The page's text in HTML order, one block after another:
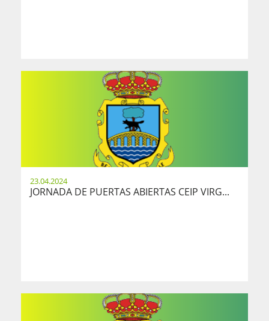
23.04.2024
JORNADA DE PUERTAS ABIERTAS CEIP VIRG...